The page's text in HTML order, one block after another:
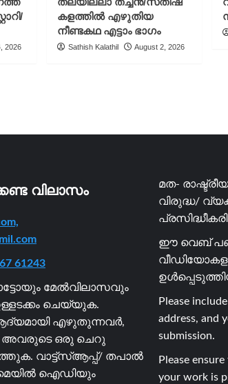
2026
കളത്തിൽ എഴുതിയ
നീണ്ടകഥ എട്ടാം ഭാഗം
Sathish Kalathil August 2, 2026
വിലാസം
61243
മേൽവിലാസവും
ചെയ്യുക.
എഴുതുന്നവർ,
അവരുടെ ഒരു ചെറു
വാട്ട്സ്ആപ്പ്/ തപാൽ
ഐഡിയും
മത-
വിരുദ്ധ/
ഈ വെബ്
Please
address, and
submission.
Please
your work is